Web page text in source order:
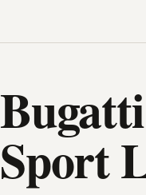
Sport